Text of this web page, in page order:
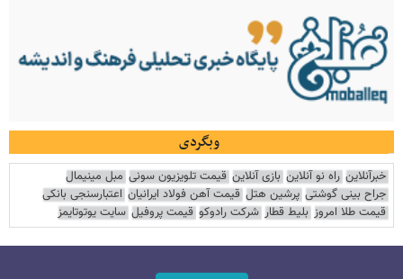
وبگردی
خبرآنلاین راه نو آنلاین بازی آنلاین قیمت تلویزیون سونی مبل مینیمال
جراح بینی گوشتی پرشین هتل قیمت آهن فولاد ایرانیان اعتبارسنجی بانکی
قیمت طلا امروز بلیط قطار شرکت رادوکو قیمت پروفیل سایت یوتوتایمز